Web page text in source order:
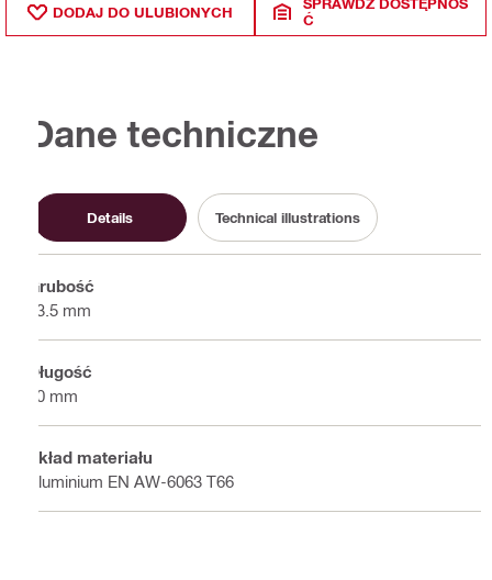
DODAJ DO ULUBIONYCH
SPRAWDŹ DOSTĘPNOŚ
Ć
Dane techniczne
Details Technical illustrations
Grubość
63.5 mm
Długość
80 mm
Skład materiału
Aluminium EN AW-6063 T66